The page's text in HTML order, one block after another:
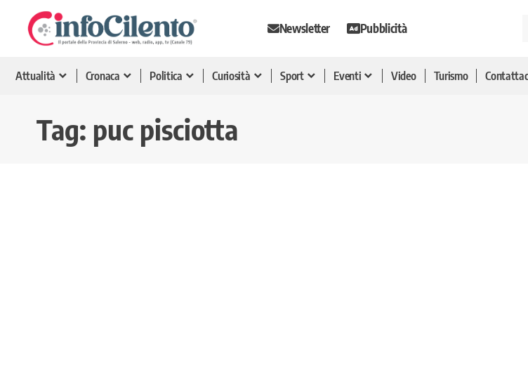
Newsletter Pubblicità
Attualità Cronaca Politica Curiosità Sport Eventi Video Turismo
Tag: puc pisciotta